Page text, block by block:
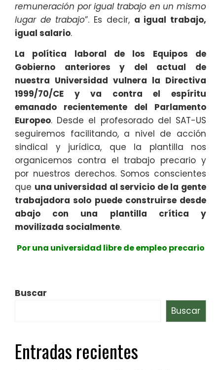
remuneración por igual trabajo en un mismo
lugar de trabajo”. Es decir, a igual trabajo,
igual salario.
La política laboral de los Equipos de
Gobierno anteriores y del actual de
nuestra Universidad vulnera la Directiva
1999/70/CE y va contra el espíritu
emanado recientemente del Parlamento
Europeo. Desde el profesorado del SAT-US
seguiremos facilitando, a nivel de acción
sindical y jurídica, que la plantilla nos
organicemos contra el trabajo precario y
por nuestros derechos. Somos conscientes
que una universidad al servicio de la gente
trabajadora solo puede construirse desde
abajo con una plantilla crítica y
movilizada socialmente.
Por una universidad libre de empleo precario
Buscar
Buscar
Entradas recientes